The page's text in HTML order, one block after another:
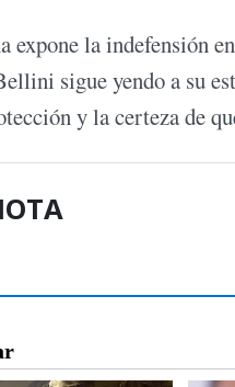
expone la indefensión
sigue yendo a su
y la certeza de